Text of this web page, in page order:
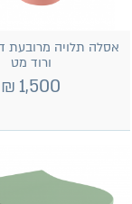
ורוד מט
1,500
₪